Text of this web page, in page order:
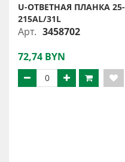
U-ОТВЕТНАЯ ПЛАНКА 25-
215AL/31L
Арт. 3458702
72,74 BYN